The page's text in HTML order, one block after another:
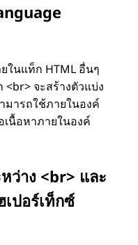
นแท็ก HTML อื่นๆ
<br> จะสร้างตัวแบ่ง
มารถใช้ภายในองค์
นื้อหาภายในองค์
ว่าง <br> และ
ปอร์เท็กซ์